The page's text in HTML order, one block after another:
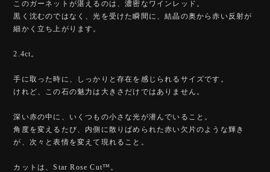
このガーネットが湛えるのは、濃密なワインレッド。
黒く沈むのではなく、光を受けた瞬間に、結晶の奥から赤い反射が
細かく立ち上がります。
2.4ct。
手に取った時に、しっかりと存在を感じられるサイズです。
けれど、この石の魅力は大きさだけではありません。
深い赤の中に、いくつもの小さな光が潜んでいること。
角度を変えるたび、内側に散りばめられた赤い欠片のような輝き
が、次々と表情を変えて現れること。
カットは、Star Rose Cut™️。